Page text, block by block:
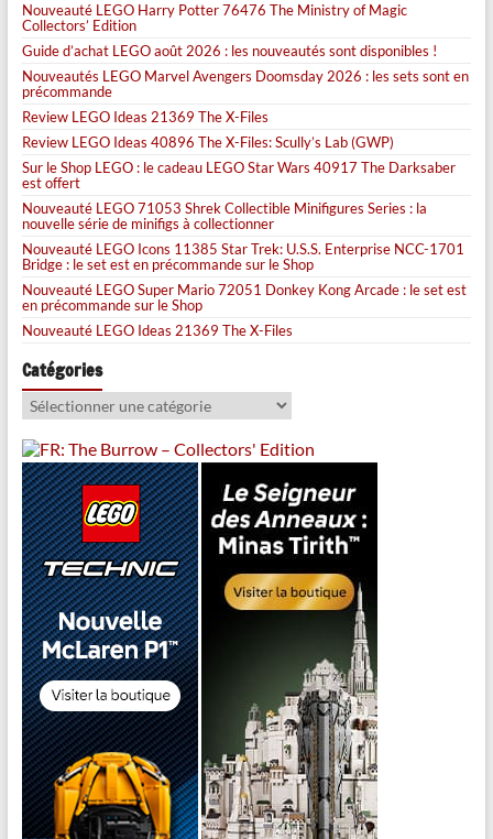
Nouveauté LEGO Harry Potter 76476 The Ministry of Magic
Collectors’ Edition
Guide d’achat LEGO août 2026 : les nouveautés sont disponibles !
Nouveautés LEGO Marvel Avengers Doomsday 2026 : les sets sont en
précommande
Review LEGO Ideas 21369 The X-Files
Review LEGO Ideas 40896 The X-Files: Scully’s Lab (GWP)
Sur le Shop LEGO : le cadeau LEGO Star Wars 40917 The Darksaber
est offert
Nouveauté LEGO 71053 Shrek Collectible Minifigures Series : la
nouvelle série de minifigs à collectionner
Nouveauté LEGO Icons 11385 Star Trek: U.S.S. Enterprise NCC-1701
Bridge : le set est en précommande sur le Shop
Nouveauté LEGO Super Mario 72051 Donkey Kong Arcade : le set est
en précommande sur le Shop
Nouveauté LEGO Ideas 21369 The X-Files
Catégories
Catégories